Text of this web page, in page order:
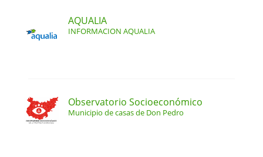
AQUALIA
INFORMACION AQUALIA
Observatorio Socioeconómico
Municipio de casas de Don Pedro